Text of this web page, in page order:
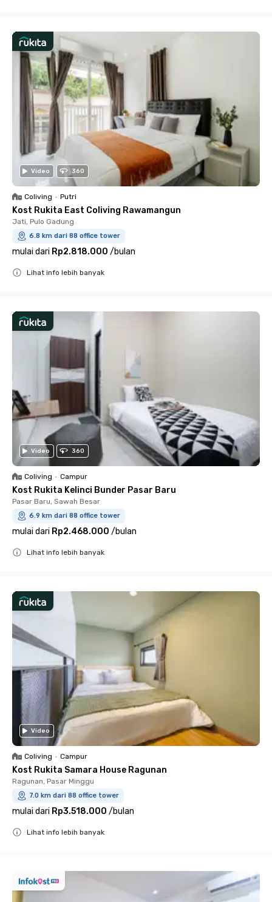
Video 360
Coliving • Putri
Kost Rukita East Coliving Rawamangun
Jati, Pulo Gadung
6.8 km dari 88 office tower
mulai dari Rp2.818.000 /bulan
Lihat info lebih banyak
Video 360
Coliving • Campur
Kost Rukita Kelinci Bunder Pasar Baru
Pasar Baru, Sawah Besar
6.9 km dari 88 office tower
mulai dari Rp2.468.000 /bulan
Lihat info lebih banyak
Video
Coliving • Campur
Kost Rukita Samara House Ragunan
Ragunan, Pasar Minggu
7.0 km dari 88 office tower
mulai dari Rp3.518.000 /bulan
Lihat info lebih banyak